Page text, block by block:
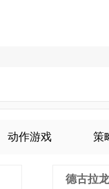
动作游戏 策
德古拉